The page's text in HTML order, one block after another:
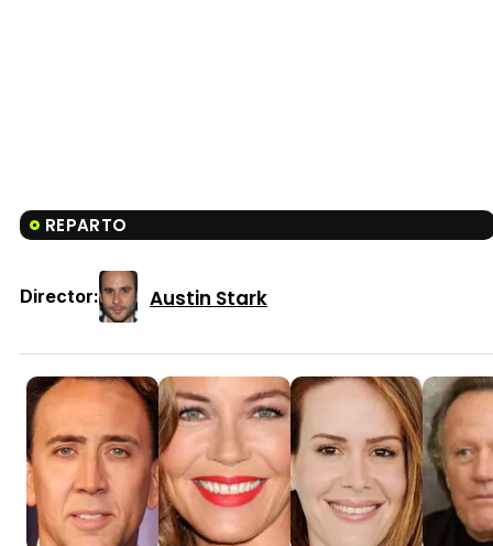
REPARTO
Director: Austin Stark